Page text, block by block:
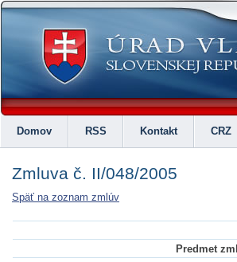
Domov RSS Kontakt CRZ
Zmluva č. II/048/2005
Späť na zoznam zmlúv
Predmet